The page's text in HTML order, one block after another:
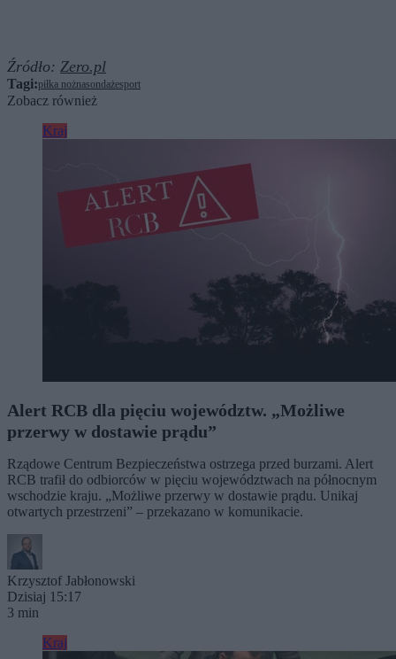
Źródło: Zero.pl
Tagi:piłka nożnasondażesport
Zobacz również
Kraj
Alert RCB dla pięciu województw. „Możliwe
przerwy w dostawie prądu”
Rządowe Centrum Bezpieczeństwa ostrzega przed burzami. Alert
RCB trafił do odbiorców w pięciu województwach na północnym
wschodzie kraju. „Możliwe przerwy w dostawie prądu. Unikaj
otwartych przestrzeni” – przekazano w komunikacie.
Krzysztof Jabłonowski
Dzisiaj 15:17
3 min
Kraj